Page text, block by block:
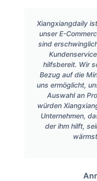
Xiangxiangdaily
unser E-
sind
hilfsbereit. Wir
Bezug auf die
uns ermöglicht,
Auswahl an
würden
Unternehmen,
der ihm hilft,